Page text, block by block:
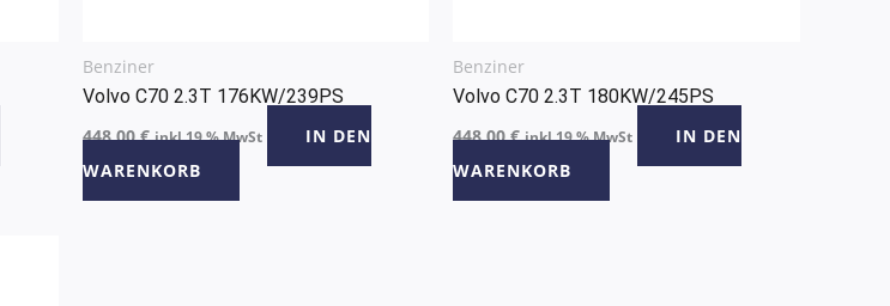
Benziner
Volvo C70 2.3T 176KW/239PS
448,00€ inkl 19 % MwSt
IN DEN
WARENKORB
Benziner
Volvo C70 2.3T 180KW/245PS
448,00€ inkl 19 % MwSt
IN DEN
WARENKORB